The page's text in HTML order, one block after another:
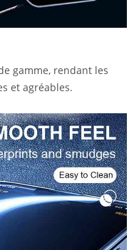
gamme, rendant les
et agréables.